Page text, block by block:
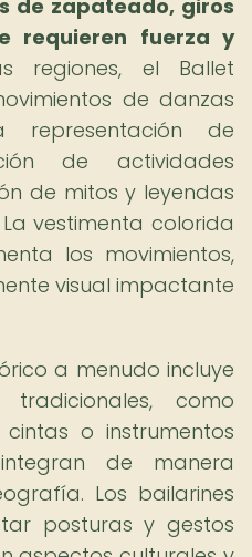
de zapateado, giros
requieren fuerza y
regiones, el Ballet
de danzas
representación de
de actividades
de mitos y leyendas
vestimenta colorida
los movimientos,
visual impactante
a menudo incluye
como
o instrumentos
de manera
Los bailarines
posturas y gestos